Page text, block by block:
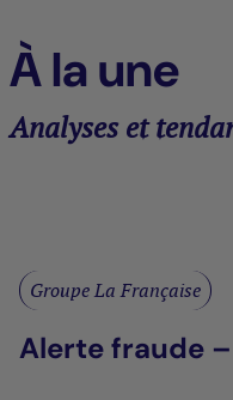
À la une
Analyses et
Groupe La Française
Alerte fraude